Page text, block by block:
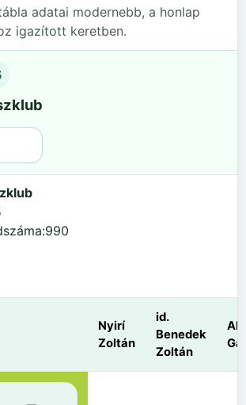
adatai modernebb, a honlap
igazított keretben.
Nyirí
Zoltán
id.
Benedek
Zoltán